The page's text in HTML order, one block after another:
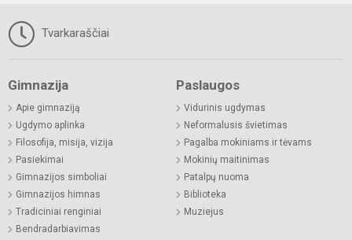
Tvarkaraščiai
Gimnazija
Apie gimnaziją
Ugdymo aplinka
Filosofija, misija, vizija
Pasiekimai
Gimnazijos simboliai
Gimnazijos himnas
Tradiciniai renginiai
Bendradarbiavimas
Paslaugos
Vidurinis ugdymas
Neformalusis švietimas
Pagalba mokiniams ir tėvams
Mokinių maitinimas
Patalpų nuoma
Biblioteka
Muziejus